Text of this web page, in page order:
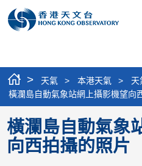
> 天氣 > 本港天氣 > 天
橫瀾島自動氣象站網上攝影機望向
橫瀾島自動氣象
向西拍攝的照片